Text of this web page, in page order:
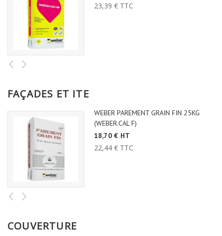
23,39 € TTC
FAÇADES ET ITE
WEBER PAREMENT GRAIN FIN 25KG
(WEBER.CAL F)
18,70 € HT
22,44 € TTC
COUVERTURE